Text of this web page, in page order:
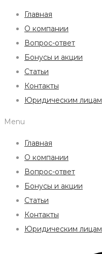
Главная
О компании
Вопрос-ответ
Бонусы и акции
Статьи
Контакты
Юридическим лицам
Menu
Главная
О компании
Вопрос-ответ
Бонусы и акции
Статьи
Контакты
Юридическим лицам